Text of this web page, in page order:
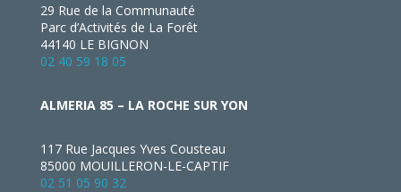
29 Rue de la Communauté
Parc d’Activités de La Forêt
44140 LE BIGNON
02 40 59 18 05
ALMERIA 85 – LA ROCHE SUR YON
117 Rue Jacques Yves Cousteau
85000 MOUILLERON-LE-CAPTIF
02 51 05 90 32